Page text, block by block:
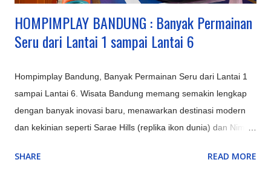
d...
HOMPIMPLAY BANDUNG : Banyak Permainan
Seru dari Lantai 1 sampai Lantai 6
Hompimplay Bandung, Banyak Permainan Seru dari Lantai 1
sampai Lantai 6. Wisata Bandung memang semakin lengkap
dengan banyak inovasi baru, menawarkan destinasi modern
dan kekinian seperti Sarae Hills (replika ikon dunia) dan Nimo
unik seperti Hutan Mycelia (dunia jamur magis) dan Bird &
SHARE READ MORE